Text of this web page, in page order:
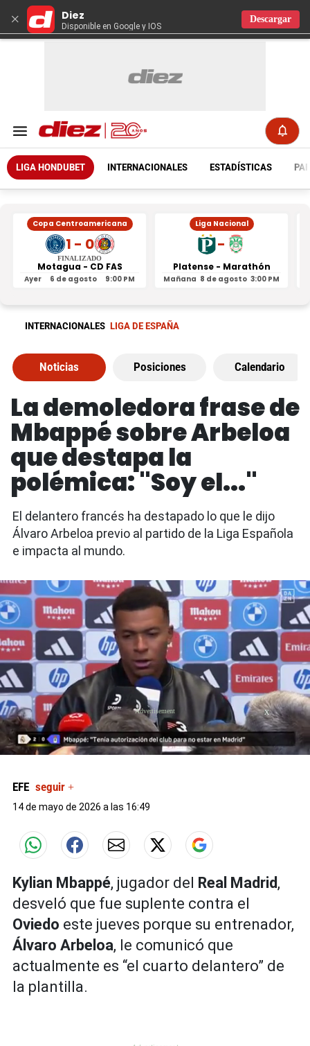
× Diez
Disponible en Google y IOS
Descargar
LIGA HONDUBET INTERNACIONALES ESTADÍSTICAS
Copa Centroamericana
1 - 0
FINALIZADO
Motagua - CD FAS
Ayer 6 de agosto 9:00 PM
Liga Nacional
-
Platense - Marathón
Mañana 8 de agosto 3:00 PM
INTERNACIONALES LIGA DE ESPAÑA
Noticias Posiciones Calendario
La demoledora frase de
Mbappé sobre Arbeloa
que destapa la
polémica: "Soy el..."
El delantero francés ha destapado lo que le dijo
Álvaro Arbeloa previo al partido de la Liga Española
e impacta al mundo.
seconds
X
EFE seguir +
14 de mayo de 2026 a las 16:49
Kylian Mbappé, jugador del Real Madrid,
desveló que fue suplente contra el
Oviedo este jueves porque su entrenador,
Álvaro Arbeloa, le comunicó que
actualmente es “el cuarto delantero” de
la plantilla.